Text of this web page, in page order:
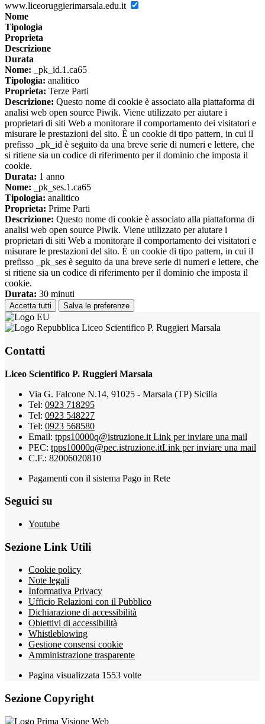
www.liceoruggierimarsala.edu.it
Nome
Tipologia
Proprieta
Descrizione
Durata
Nome: _pk_id.1.ca65
Tipologia: analitico
Proprieta: Terze Parti
Descrizione: Questo nome di cookie è associato alla piattaforma di
analisi web open source Piwik. Viene utilizzato per aiutare i
proprietari di siti Web a monitorare il comportamento dei visitatori e
misurare le prestazioni del sito. È un cookie di tipo pattern, in cui il
prefisso _pk_id è seguito da una breve serie di numeri e lettere, che
si ritiene sia un codice di riferimento per il dominio che imposta il
cookie.
Durata: 1 anno
Nome: _pk_ses.1.ca65
Tipologia: analitico
Proprieta: Prime Parti
Descrizione: Questo nome di cookie è associato alla piattaforma di
analisi web open source Piwik. Viene utilizzato per aiutare i
proprietari di siti Web a monitorare il comportamento dei visitatori e
misurare le prestazioni del sito. È un cookie di tipo pattern, in cui il
prefisso _pk_ses è seguito da una breve serie di numeri e lettere, che
si ritiene sia un codice di riferimento per il dominio che imposta il
cookie.
Durata: 30 minuti
Accetta tutti Salva le preferenze
Liceo Scientifico P. Ruggieri Marsala
Contatti
Liceo Scientifico P. Ruggieri Marsala
Via G. Falcone N.14, 91025 - Marsala (TP) Sicilia
Tel: 0923 718295
Tel: 0923 548227
Tel: 0923 568580
Email: tpps10000q@istruzione.it Link per inviare una mail
PEC: tpps10000q@pec.istruzione.itLink per inviare una mail
C.F.: 82006020810
Pagamenti con il sistema Pago in Rete
Seguici su
Youtube
Sezione Link Utili
Cookie policy
Note legali
Informativa Privacy
Ufficio Relazioni con il Pubblico
Dichiarazione di accessibilità
Obiettivi di accessibilità
Whistleblowing
Gestione consensi cookie
Amministrazione trasparente
Pagina visualizzata 1553 volte
Sezione Copyright